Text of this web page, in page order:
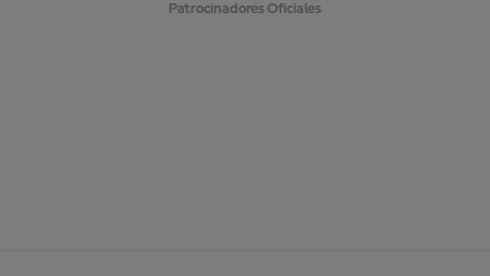
Patrocinadores Oficiales